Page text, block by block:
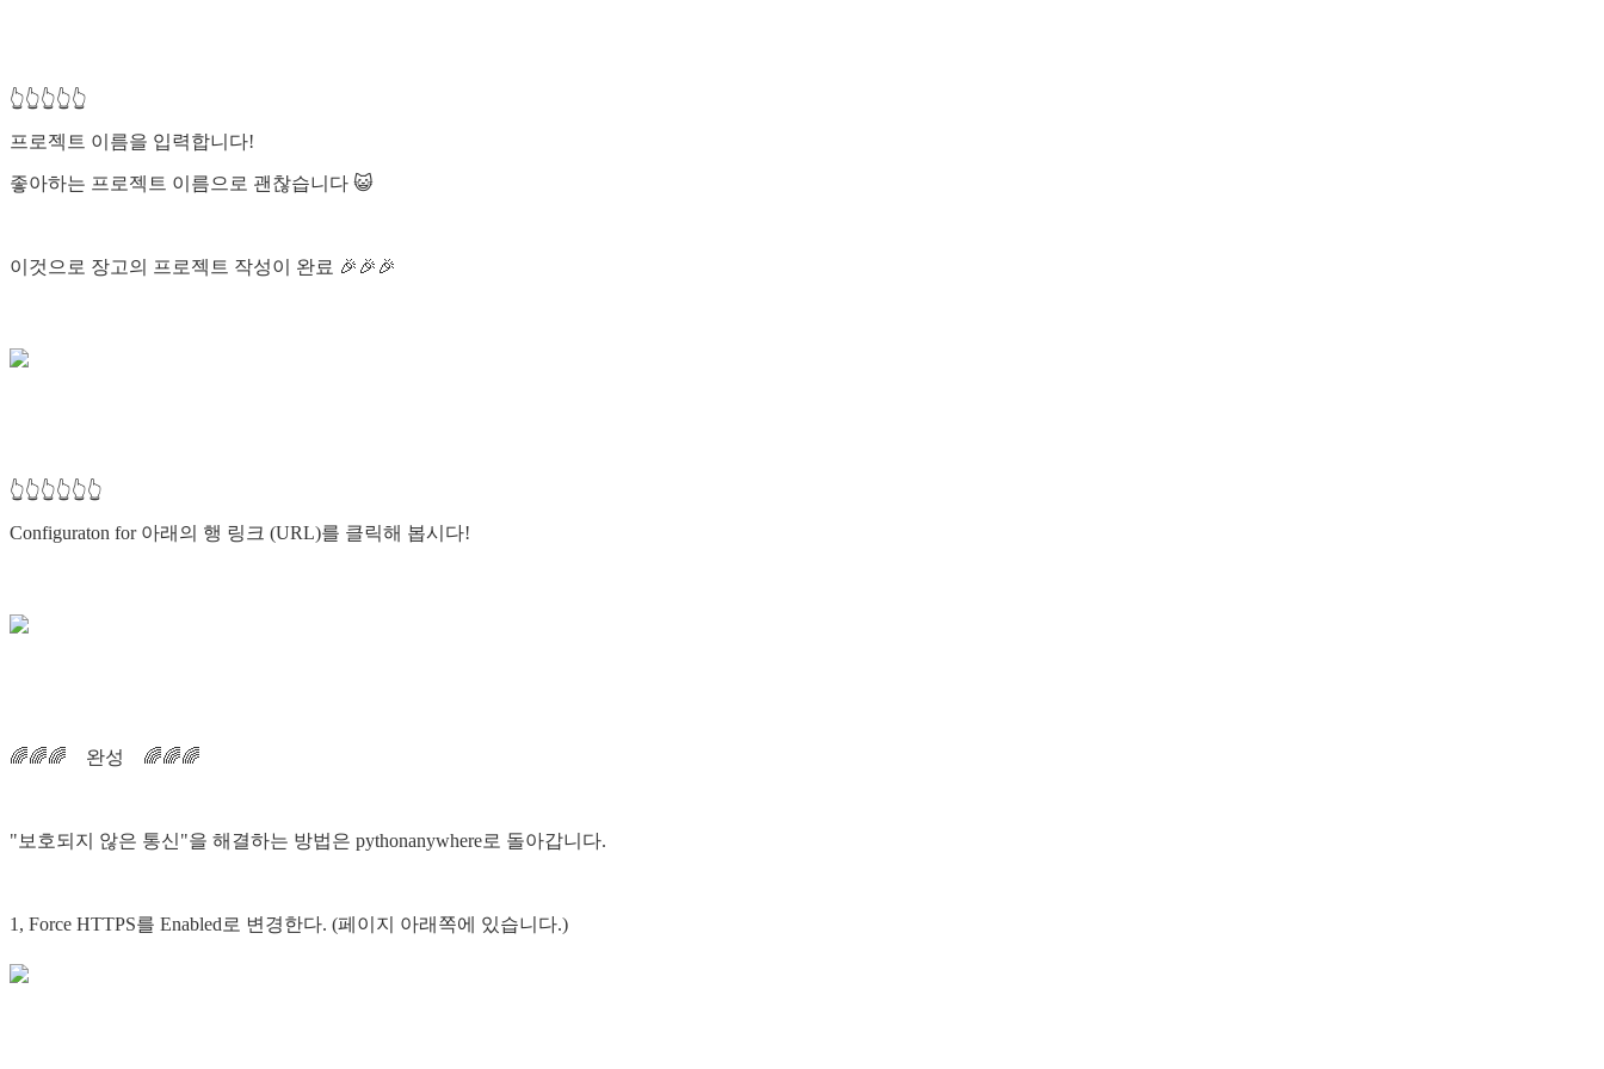
👆👆👆👆👆
프로젝트 이름을 입력합니다!
좋아하는 프로젝트 이름으로 괜찮습니다 😺
이것으로 장고의 프로젝트 작성이 완료 🎉🎉🎉
👆👆👆👆👆👆
Configuraton for 아래의 행 링크 (URL)를 클릭해 봅시다!
🌈🌈🌈 완성 🌈🌈🌈
"보호되지 않은 통신"을 해결하는 방법은 pythonanywhere로 돌아갑니다.
1, Force HTTPS를 Enabled로 변경한다. (페이지 아래쪽에 있습니다.)